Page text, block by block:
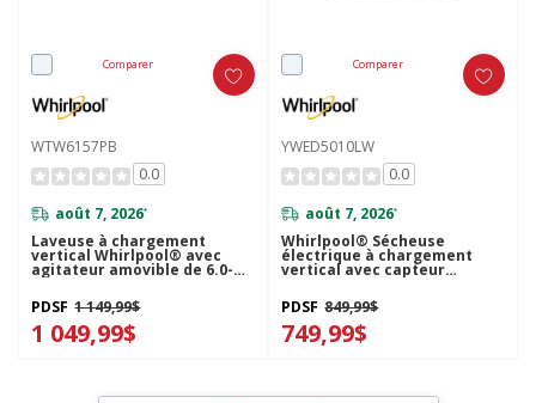
Comparer
WTW6157PB
0.0
août 7, 2026*
Laveuse à chargement
vertical Whirlpool® avec
agitateur amovible de 6.0-
6.1 pi cu C.E.I. WTW6157PB
PDSF 1 149,99$
1 049,99$
Comparer
YWED5010LW
0.0
août 7, 2026*
Whirlpool® Sécheuse
électrique à chargement
vertical avec capteur
d’humidité - 7 pi cu
YWED5010LW
PDSF 849,99$
749,99$